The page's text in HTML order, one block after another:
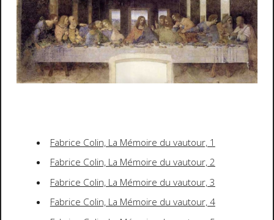
Fabrice Colin, La Mémoire du vautour, 1
Fabrice Colin, La Mémoire du vautour, 2
Fabrice Colin, La Mémoire du vautour, 3
Fabrice Colin, La Mémoire du vautour, 4